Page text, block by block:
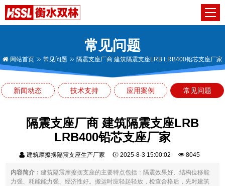
常见问题
网站首页 常见问题 隔震支座厂商 建筑隔震支座LRB LRB400铅芯支座厂家
新闻动态 技术支持 应用案例 常见问题
隔震支座厂商 建筑隔震支座LRB
LRB400铅芯支座厂家
建筑摩擦摆隔震支座生产厂家 2025-8-3 15:00:02 8045
内容简介：建筑隔震摩擦摆支座的主要特点包括：隔震效果好、结构位移能
力强、耗能能力强、经济性好。搬运时应轻起轻放，检查合格后，先对建筑